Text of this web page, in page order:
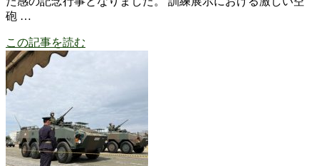
砲 …
この記事を読む